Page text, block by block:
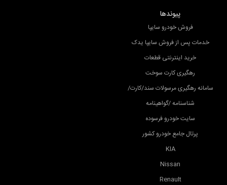
پیوندها
فروش خودرو سایپا
خدمات پس از فروش سایپا یدک
خرید اینترنتی قطعات
رهگیری کارت سوخت
سامانه رهگیری مرسولات سند/کارت/
شناسنامه /گواهینامه
سایت خودرو فرسوده
پرتال جامع خودرو کشور
KIA
Nissan
Renault